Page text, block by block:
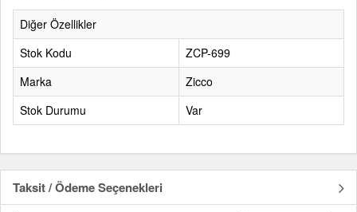
Diğer Özellikler
Stok Kodu
ZCP-699
Marka
Zicco
Stok Durumu
Var
Taksit / Ödeme Seçenekleri